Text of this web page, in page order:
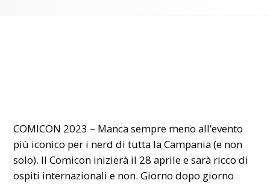
COMICON 2023 – Manca sempre meno all’evento
più iconico per i nerd di tutta la Campania (e non
solo). Il Comicon inizierà il 28 aprile e sarà ricco di
ospiti internazionali e non. Giorno dopo giorno